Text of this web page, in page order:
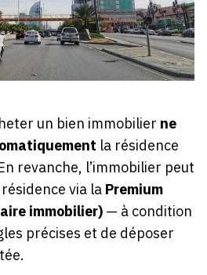
un bien immobilier ne
la résidence
revanche, l’immobilier peut
via laPremium
immobilier)— à condition
précises et de déposer